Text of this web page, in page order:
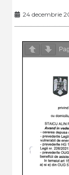
24 decembrie